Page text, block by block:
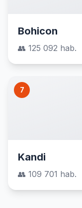
Bohicon
👥 125 092 hab.
7
Kandi
👥 109 701 hab.